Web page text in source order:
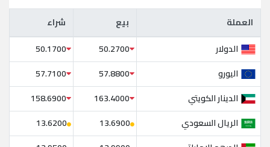
العملة بيع شراء العملة بيع
شراء
الدولار
50.2700
50.1700
اليورو
57.8800
57.7100
الدينار الكويتي
163.4000
158.6900
الريال السعودي
13.6900
13.6200